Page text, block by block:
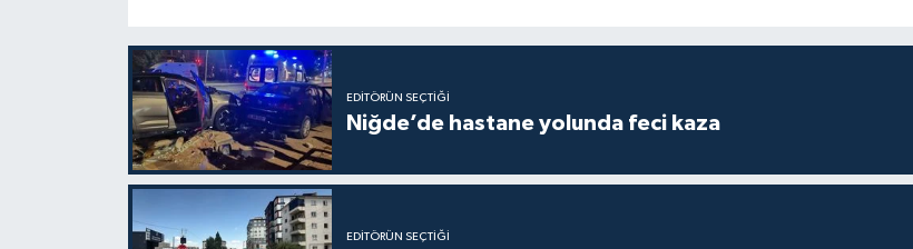
EDITÖRÜN SEÇTIĞI
Niğde’de hastane yolunda feci kaza
EDITÖRÜN SEÇTIĞI